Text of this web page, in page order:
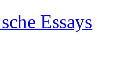
Essays